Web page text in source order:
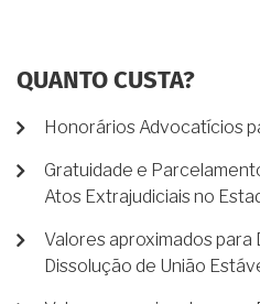
QUANTO CUSTA?
Honorários Advocatícios
Gratuidade e
Atos Extrajudiciais no
Valores aproximados para
Dissolução de União